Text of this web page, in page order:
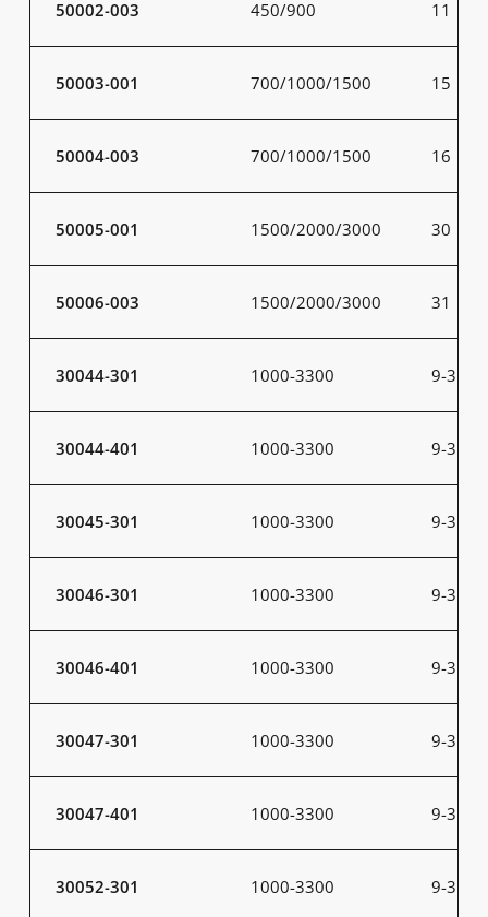
50002-003 450/900 11
50003-001 700/1000/1500 15
50004-003 700/1000/1500 16
50005-001 1500/2000/3000 30
50006-003 1500/2000/3000 31
30044-301 1000-3300 9-31
30044-401 1000-3300 9-31
30045-301 1000-3300 9-31
30046-301 1000-3300 9-31
30046-401 1000-3300 9-31
30047-301 1000-3300 9-31
30047-401 1000-3300 9-31
30052-301 1000-3300 9-31